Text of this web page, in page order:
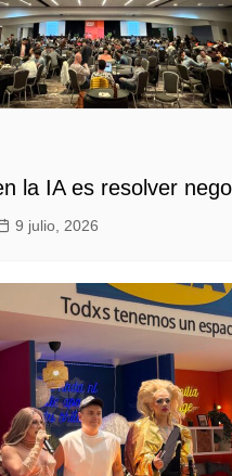
la IA es resolver
9 julio, 2026